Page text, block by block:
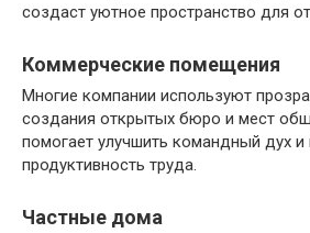
создаст уютное пространство для
Коммерческие помещения
Многие компании используют
создания открытых бюро и мест
помогает улучшить командный дух и
продуктивность труда.
Частные дома